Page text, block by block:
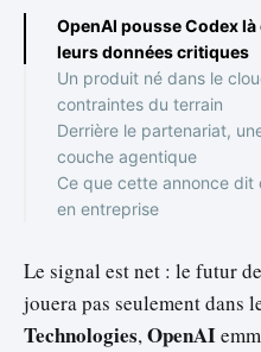
OpenAI pousse Codex
leurs données critiques
Un produit né dans le
contraintes du terrain
Derrière le partenariat,
couche agentique
Ce que cette annonce dit
en entreprise
Le signal est net : le futur
jouera pas seulement dans
Technologies,OpenAI